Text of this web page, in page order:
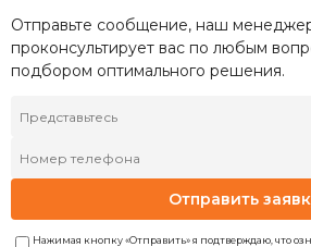
Отправьте сообщение, наш
проконсультирует вас по любым
подбором оптимального решения.
Отправить
Нажимая кнопку «Отправить» я подтверждаю, что